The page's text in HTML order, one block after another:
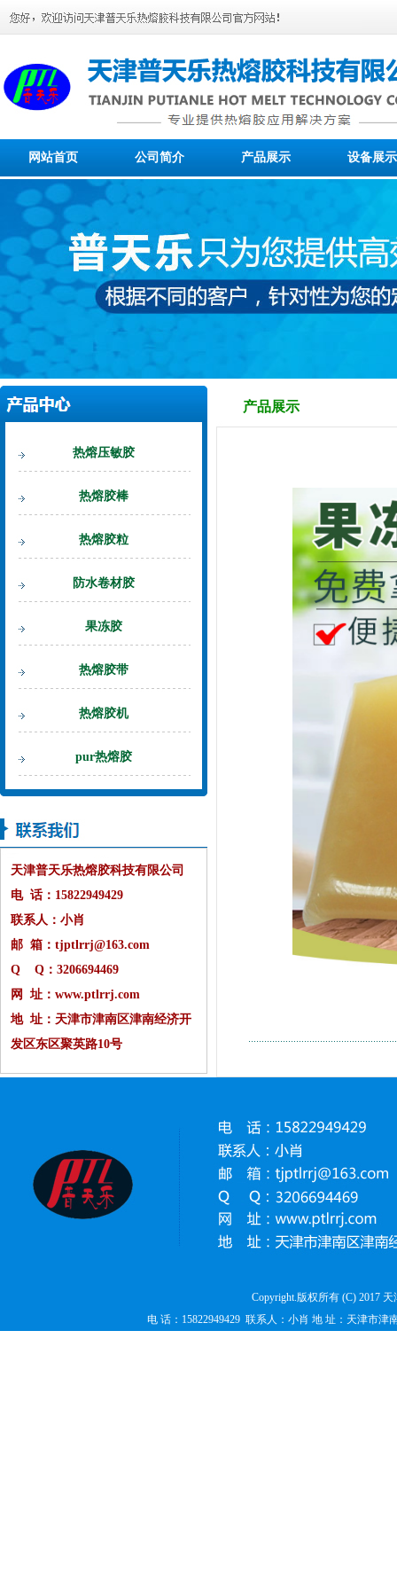
网站首页 公司简介 产品展示 设备展示
热熔压敏胶
热熔胶棒
热熔胶粒
防水卷材胶
果冻胶
热熔胶带
热熔胶机
pur热熔胶
天津普天乐热熔胶科技有限公司
电 话：15822949429
联系人：小肖
邮 箱：tjptlrrj@163.com
Q Q：3206694469
网 址：www.ptlrrj.com
地 址：天津市津南区津南经济开
发区东区聚英路10号
产品展示
Copyright.版权所有 (C) 2017
电 话：15822949429 联系人：小肖 地 址：天津市